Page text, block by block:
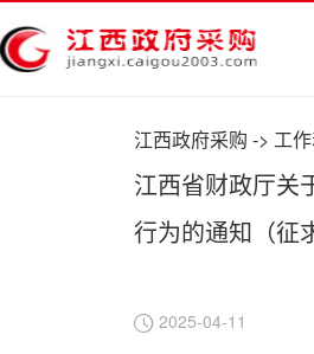
江西政府采购 -> 工
江西省财政厅关
行为的通知（征
2025-04-11